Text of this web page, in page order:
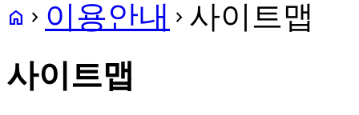
home navigate_next 이용안내 navigate_next 사이트맵
사이트맵